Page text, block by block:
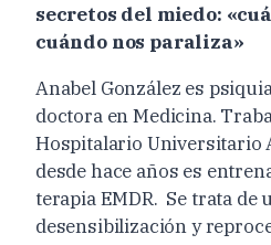
secretos del miedo:
cuándo nos paraliza»
Anabel González es
doctora en Medicina.
Hospitalario Universitario
desde hace años es
terapia EMDR. Se trata de
desensibilización y